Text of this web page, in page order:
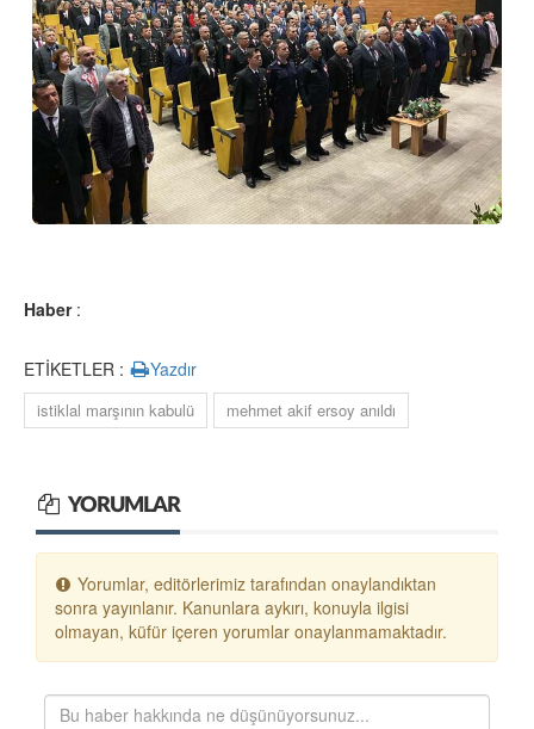
Haber:
ETİKETLER : Yazdır
istiklal marşının kabulü mehmet akif ersoy anıldı
YORUMLAR
Yorumlar, editörlerimiz tarafından onaylandıktan
sonra yayınlanır. Kanunlara aykırı, konuyla ilgisi
olmayan, küfür içeren yorumlar onaylanmamaktadır.